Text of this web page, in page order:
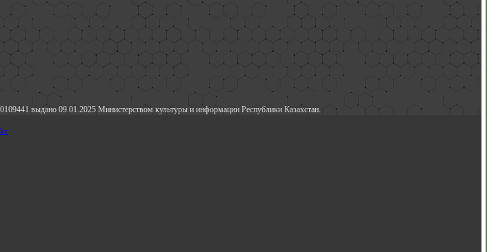
выдано 09.01.2025 Министерством культуры и информации Республики Казахстан.